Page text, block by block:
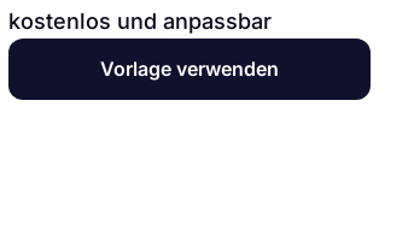
kostenlos und anpassbar
Vorlage verwenden